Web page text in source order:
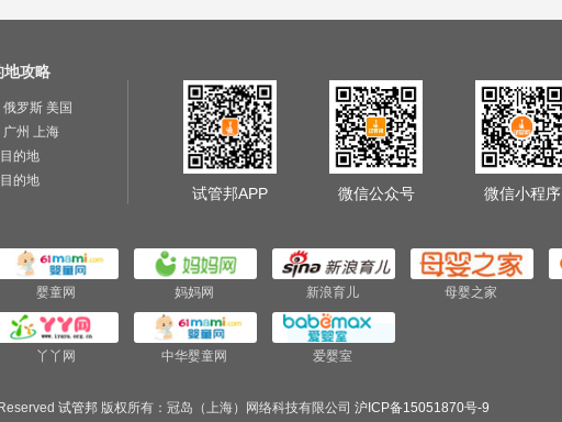
地攻略
俄罗斯 美国
广州 上海
的地
的地
试管邦APP 微信公众号 微信小程序
婴童网 妈妈网 新浪育儿 母婴之家
丫丫网 中华婴童网 爱婴室
试管邦 版权所有：冠岛（上海）网络科技有限公司 沪ICP备15051870号-9